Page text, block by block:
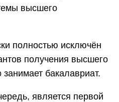
высшего
полностью исключён
получения высшего
бакалавриат.
является первой